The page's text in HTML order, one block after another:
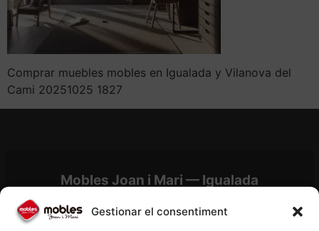
Gestionar el consentiment
Comprar muebles mobles en Igualada y Vilanova del
Cami 20251025 1827
Mobles Joan i Mari — Igualada
Carrer de Santa Caterina, 23
08700 Igualada, Barcelona